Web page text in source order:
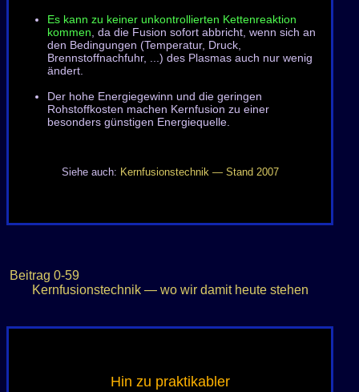
Es kann zu keiner unkontrollierten Kettenreaktion
kommen , da die Fusion sofort abbricht, wenn sich an
den Bedingungen (Temperatur, Druck,
Brennstoffnachfuhr, ...) des Plasmas auch nur wenig
ändert.
Der hohe Energiegewinn und die geringen
Rohstoffkosten machen Kernfusion zu einer
besonders günstigen Energiequelle.
Siehe auch: Kernfusionstechnik — Stand 2007
Beitrag 0-59
Kernfusionstechnik — wo wir damit heute stehen
Hin zu praktikabler